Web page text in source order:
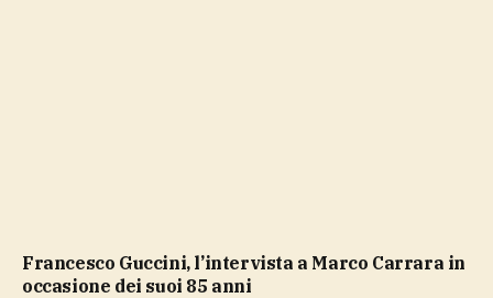
Francesco Guccini, l’intervista a Marco Carrara in
occasione dei suoi 85 anni